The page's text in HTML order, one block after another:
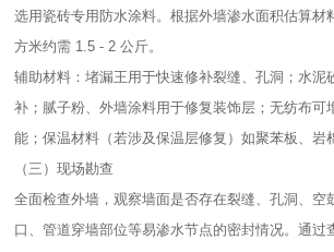
选用瓷砖专用防水涂料。根据外墙渗水面积估算材
方米约需 1.5 - 2 公斤。​
辅助材料：堵漏王用于快速修补裂缝、孔洞；水泥
补；腻子粉、外墙涂料用于修复装饰层；无纺布可
能；保温材料（若涉及保温层修复）如聚苯板、岩
（三）现场勘查​
全面检查外墙，观察墙面是否存在裂缝、孔洞、空
口、管道穿墙部位等易渗水节点的密封情况。通过